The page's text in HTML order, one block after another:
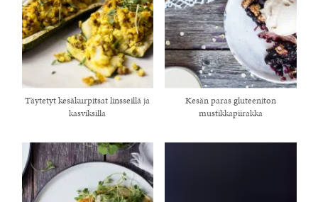
Täytetyt kesäkurpitsat linsseillä ja
kasviksilla
Kesän paras gluteeniton
mustikkapiirakka